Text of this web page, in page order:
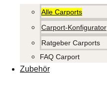
Alle Carports
Carport-Konfigurator
Ratgeber Carports
FAQ Carport
Zubehör